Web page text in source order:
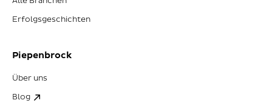
Erfolgsgeschichten
Piepenbrock
Über uns
Blog